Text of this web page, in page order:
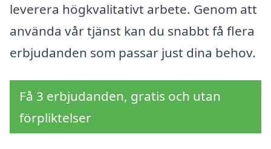
leverera högkvalitativt arbete. Genom att
använda vår tjänst kan du snabbt få flera
erbjudanden som passar just dina behov.
Få 3 erbjudanden, gratis och utan
förpliktelser